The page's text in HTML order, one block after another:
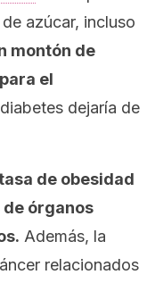
azúcar, incluso
montón de
el
dejaría de
de obesidad
órganos
Además, la
relacionados